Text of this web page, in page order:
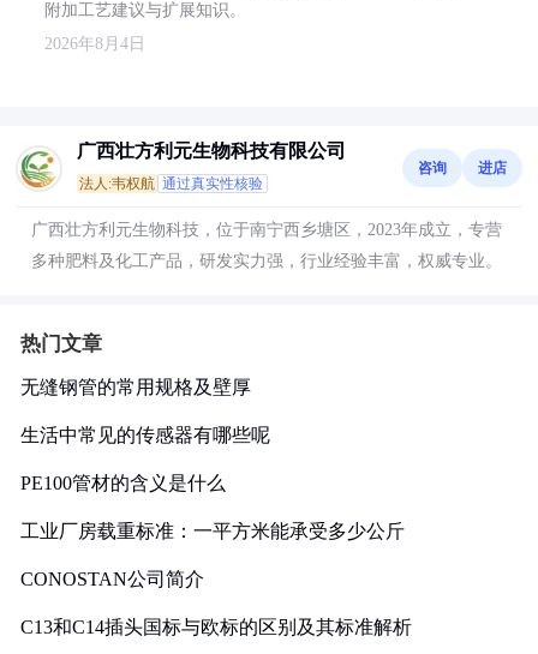
附加工艺建议与扩展知识。
2026年8月4日
广西壮方利元生物科技有限公司
法人:韦权航 通过真实性核验
咨询 进店
广西壮方利元生物科技，位于南宁西乡塘区，2023年成立，专营
多种肥料及化工产品，研发实力强，行业经验丰富，权威专业。
热门文章
无缝钢管的常用规格及壁厚
生活中常见的传感器有哪些呢
PE100管材的含义是什么
工业厂房载重标准：一平方米能承受多少公斤
CONOSTAN公司简介
C13和C14插头国标与欧标的区别及其标准解析